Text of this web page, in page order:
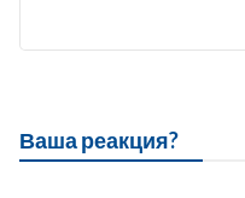
Ваша реакция?